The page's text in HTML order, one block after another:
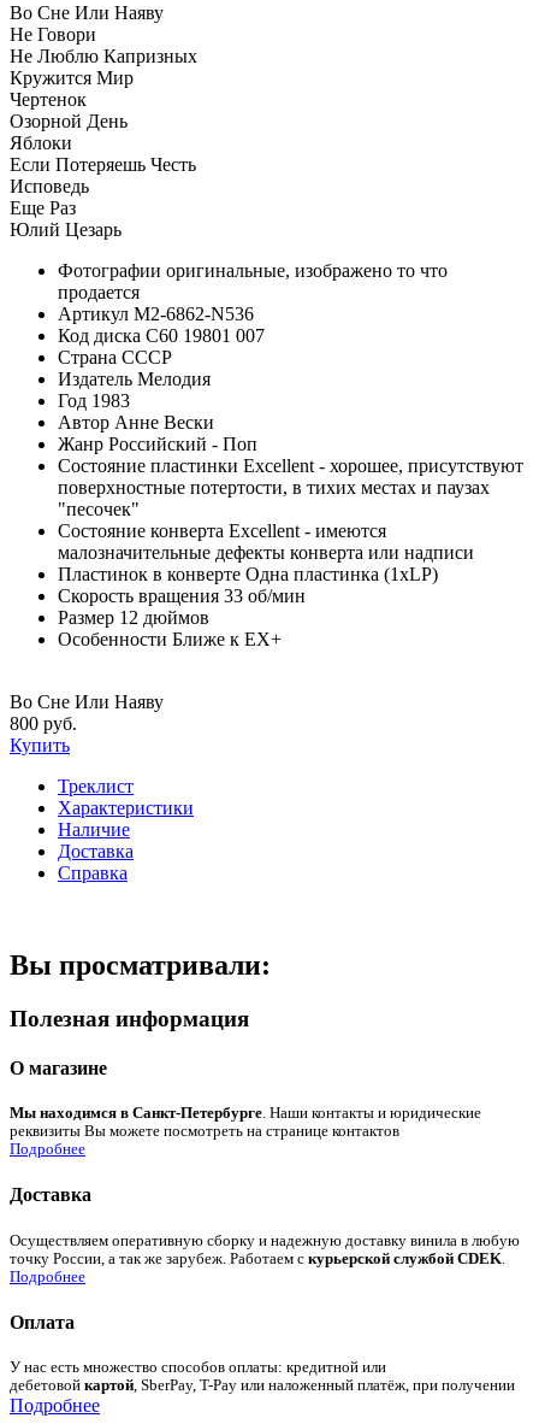
Во Сне Или Наяву
Не Говори
Не Люблю Капризных
Кружится Мир
Чертенок
Озорной День
Яблоки
Если Потеряешь Честь
Исповедь
Еще Раз
Юлий Цезарь
Фотографии оригинальные, изображено то что
продается
Артикул M2-6862-N536
Код диска С60 19801 007
Страна СССР
Издатель Мелодия
Год 1983
Автор Анне Вески
Жанр Российский - Поп
Состояние пластинки Excellent - хорошее, присутствуют
поверхностные потертости, в тихих местах и паузах
"песочек"
Состояние конверта Excellent - имеются
малозначительные дефекты конверта или надписи
Пластинок в конверте Одна пластинка (1xLP)
Скорость вращения 33 об/мин
Размер 12 дюймов
Особенности Ближе к EX+
Во Сне Или Наяву
800 руб.
Купить
Треклист
Характеристики
Наличие
Доставка
Справка
Вы просматривали:
Полезная информация
О магазине
Мы находимся в Санкт-Петербурге. Наши контакты и юридические
реквизиты Вы можете посмотреть на странице контактов
Подробнее
Доставка
Осуществляем оперативную сборку и надежную доставку винила в любую
точку России, а так же зарубеж. Работаем с курьерской службой CDEK
Подробнее
Оплата
У нас есть множество способов оплаты: кредитной или
дебетовой картой, SberPay, T-Pay или наложенный платёж, при получении
Подробнее